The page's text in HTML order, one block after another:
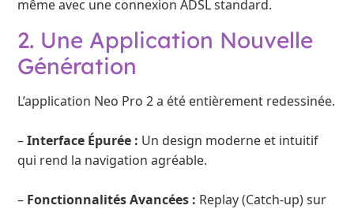
même avec une connexion ADSL standard.
2. Une Application Nouvelle
Génération
L’application Neo Pro 2 a été entièrement redessinée.
–Interface Épurée : Un design moderne et intuitif
qui rend la navigation agréable.
– Fonctionnalités Avancées : Replay (Catch-up) sur